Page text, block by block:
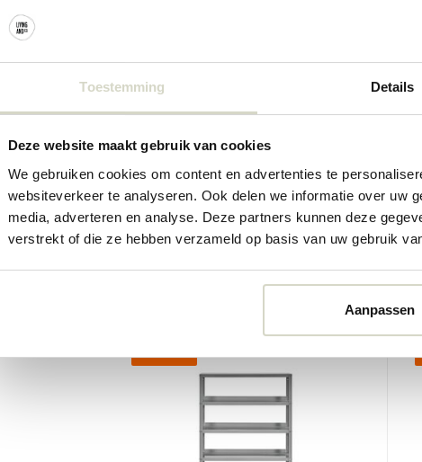
Toestemming Details
Deze website maakt gebruik van cookies
We gebruiken cookies om content en advertenties te
websiteverkeer te analyseren. Ook delen we informatie over uw
media, adverteren en analyse. Deze partners kunnen deze
verstrekt of die ze hebben verzameld op basis van uw gebruik
Aanpassen
House Doctor
Meta bijzettafel
€299,00
€224,25
• Op voorraad